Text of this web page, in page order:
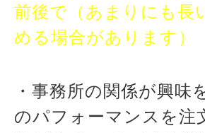
前後で（あまりにも長
める場合があります）
・事務所の関係が興味
のパフォーマンスを注